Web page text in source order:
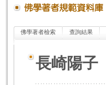
佛學著者檢索 查詢結果
長崎陽子